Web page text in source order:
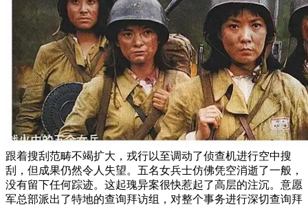
跟着搜刮范畴不竭扩大，戎行以至调动了侦查机进行空中搜
刮，但成果仍然令人失望。五名女兵士仿佛凭空消逝了一般，
没有留下任何踪迹。这起瑰异案很快惹起了高层的注沉。意愿
军总部派出了特地的查询拜访组，对整个事务进行深切查询拜